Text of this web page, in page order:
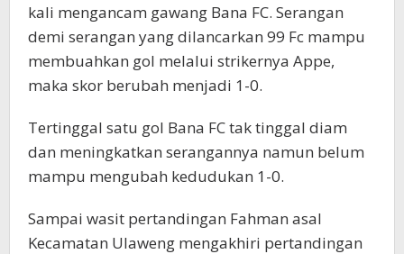
kali mengancam gawang Bana FC. Serangan
demi serangan yang dilancarkan 99 Fc mampu
membuahkan gol melalui strikernya Appe,
maka skor berubah menjadi 1-0.
Tertinggal satu gol Bana FC tak tinggal diam
dan meningkatkan serangannya namun belum
mampu mengubah kedudukan 1-0.
Sampai wasit pertandingan Fahman asal
Kecamatan Ulaweng mengakhiri pertandingan